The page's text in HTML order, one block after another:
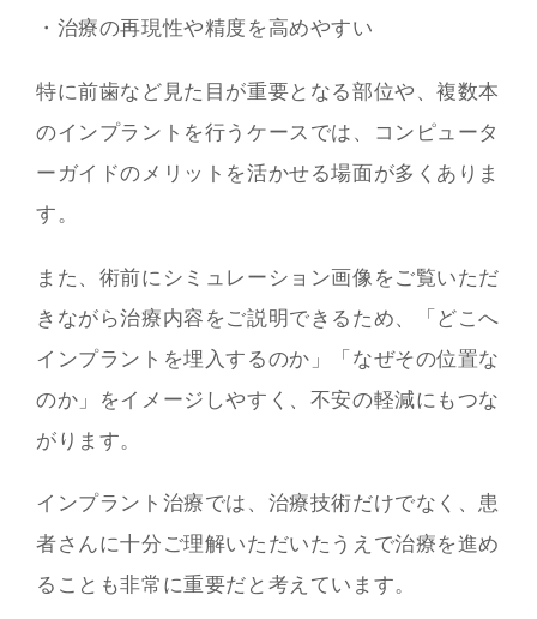
・治療の再現性や精度を高めやすい
特に前歯など見た目が重要となる部位や、複数本
のインプラントを行うケースでは、コンピュータ
ーガイドのメリットを活かせる場面が多くありま
す。
また、術前にシミュレーション画像をご覧いただ
きながら治療内容をご説明できるため、「どこへ
インプラントを埋入するのか」「なぜその位置な
のか」をイメージしやすく、不安の軽減にもつな
がります。
インプラント治療では、治療技術だけでなく、患
者さんに十分ご理解いただいたうえで治療を進め
ることも非常に重要だと考えています。